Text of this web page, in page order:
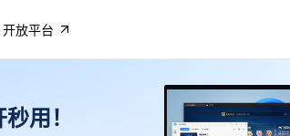
开放平台
用！